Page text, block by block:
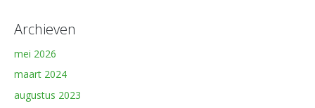
Archieven
mei 2026
maart 2024
augustus 2023